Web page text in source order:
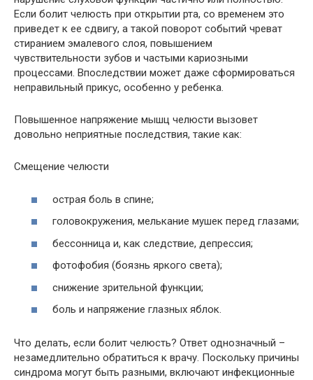
Если болит челюсть при открытии рта, со временем это
приведет к ее сдвигу, а такой поворот событий чреват
стиранием эмалевого слоя, повышением
чувствительности зубов и частыми кариозными
процессами. Впоследствии может даже сформироваться
неправильный прикус, особенно у ребенка.
Повышенное напряжение мышц челюсти вызовет
довольно неприятные последствия, такие как:
Смещение челюсти
острая боль в спине;
головокружения, мелькание мушек перед глазами;
бессонница и, как следствие, депрессия;
фотофобия (боязнь яркого света);
снижение зрительной функции;
боль и напряжение глазных яблок.
Что делать, если болит челюсть? Ответ однозначный –
незамедлительно обратиться к врачу. Поскольку причины
синдрома могут быть разными, включают инфекционные